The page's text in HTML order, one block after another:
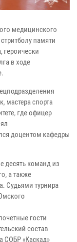
медицинского
памяти
героически
в ходе
мастера спорта
где офицер
доцентом кафедры
десять команд из
а также
Судьями турнира
гости
состав
СОБР «Каскад»